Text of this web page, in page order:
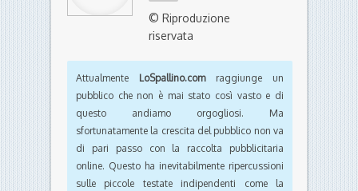
© Riproduzione
riservata
Attualmente LoSpallino.comraggiunge un
pubblico che non è mai stato così vasto e di
questo andiamo orgogliosi. Ma
sfortunatamente la crescita del pubblico non va
di pari passo con la raccolta pubblicitaria
online. Questo ha inevitabilmente ripercussioni
sulle piccole testate indipendenti come la